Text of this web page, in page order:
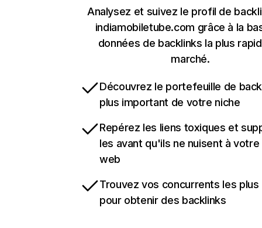
Analysez et suivez le profil de
indiamobiletube.com grâce à la
données de backlinks la plus
marché.
Découvrez le portefeuille de
plus important de votre niche
Repérez les liens toxiques et
les avant qu'ils ne nuisent à
web
Trouvez vos concurrents les
pour obtenir des backlinks